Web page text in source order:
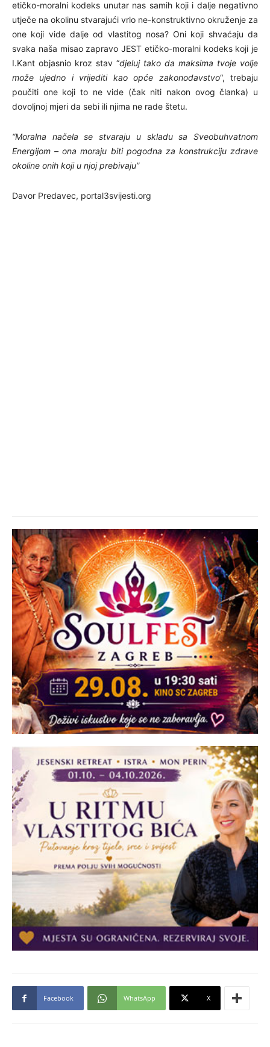
etičko-moralni kodeks unutar nas samih koji i dalje negativno
utječe na okolinu stvarajući vrlo ne-konstruktivno okruženje za
one koji vide dalje od vlastitog nosa? Oni koji shvaćaju da
svaka naša misao zapravo JEST etičko-moralni kodeks koji je
I.Kant objasnio kroz stav “djeluj tako da maksima tvoje volje
može ujedno i vrijediti kao opće zakonodavstvo“, trebaju
poučiti one koji to ne vide (čak niti nakon ovog članka) u
dovoljnoj mjeri da sebi ili njima ne rade štetu.
“Moralna načela se stvaraju u skladu sa Sveobuhvatnom
Energijom – ona moraju biti pogodna za konstrukciju zdrave
okoline onih koji u njoj prebivaju”
Davor Predavec, portal3svijesti.org
Facebook WhatsApp X